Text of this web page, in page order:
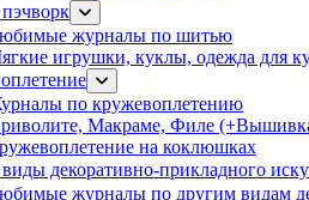
журналы по шитью
игрушки, куклы, одежда для
по кружевоплетению
Макраме, Филе
на коклюшках
декоративно-прикладного
журналы по другим видам